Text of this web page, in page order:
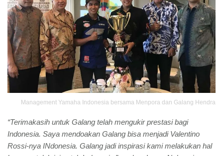
Management Yamaha Indonesia bersama Menpora dan Galang Hendra
“Terimakasih untuk Galang telah mengukir prestasi bagi
Indonesia. Saya mendoakan Galang bisa menjadi Valentino
Rossi-nya INdonesia. Galang jadi inspirasi kami melakukan hal